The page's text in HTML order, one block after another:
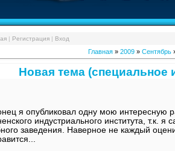
| Регистрация| Вход
Главная » 2009 » Сентябрь
Новая тема (специальное
я опубликовал одну мою интересную
индустриального института, т.к. я
заведения. Наверное не каждый